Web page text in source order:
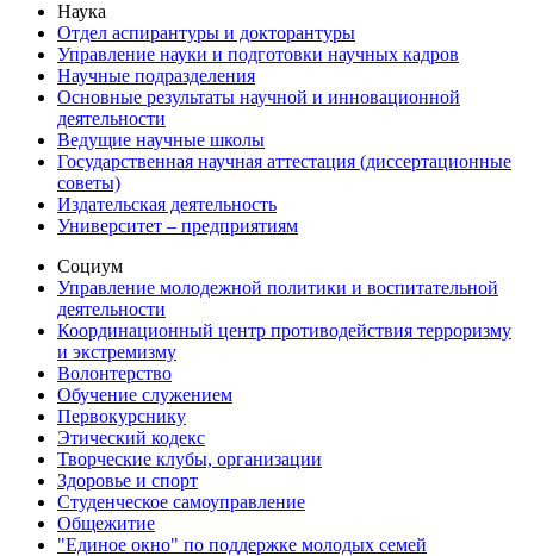
Наука
Отдел аспирантуры и докторантуры
Управление науки и подготовки научных кадров
Научные подразделения
Основные результаты научной и инновационной
деятельности
Ведущие научные школы
Государственная научная аттестация (диссертационные
советы)
Издательская деятельность
Университет – предприятиям
Социум
Управление молодежной политики и воспитательной
деятельности
Координационный центр противодействия терроризму
и экстремизму
Волонтерство
Обучение служением
Первокурснику
Этический кодекс
Творческие клубы, организации
Здоровье и спорт
Студенческое самоуправление
Общежитие
"Единое окно" по поддержке молодых семей